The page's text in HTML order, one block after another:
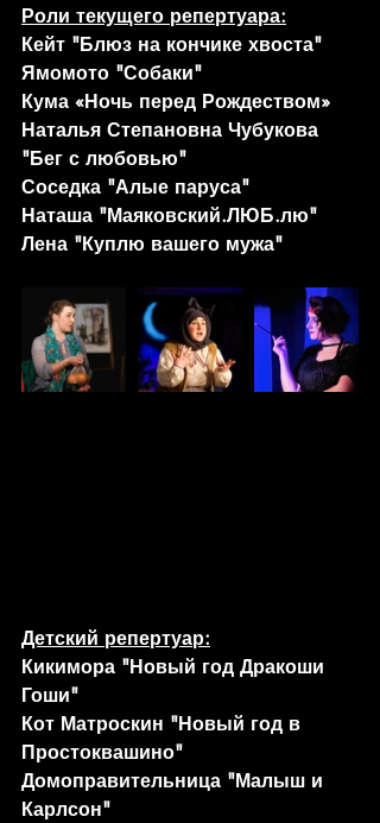
Роли текущего репертуара:
Кейт "Блюз на кончике хвоста"
Ямомото "Собаки"
Кума «Ночь перед Рождеством»
Наталья Степановна Чубукова
"Бег с любовью"
Соседка "Алые паруса"
Наташа "Маяковский.ЛЮБ.лю"
Лена "Куплю вашего мужа"
Детский репертуар:
Кикимора "Новый год Дракоши
Гоши"
Кот Матроскин "Новый год в
Простоквашино"
Домоправительница "Малыш и
Карлсон"